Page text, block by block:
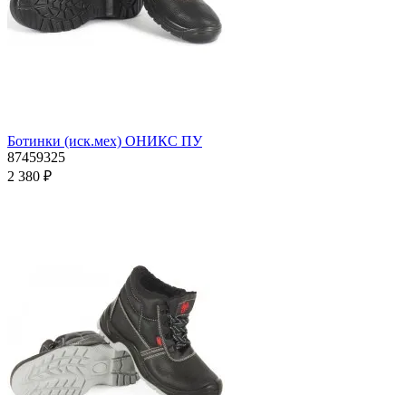
Ботинки (иск.мех) ОНИКС ПУ
87459325
2 380 ₽